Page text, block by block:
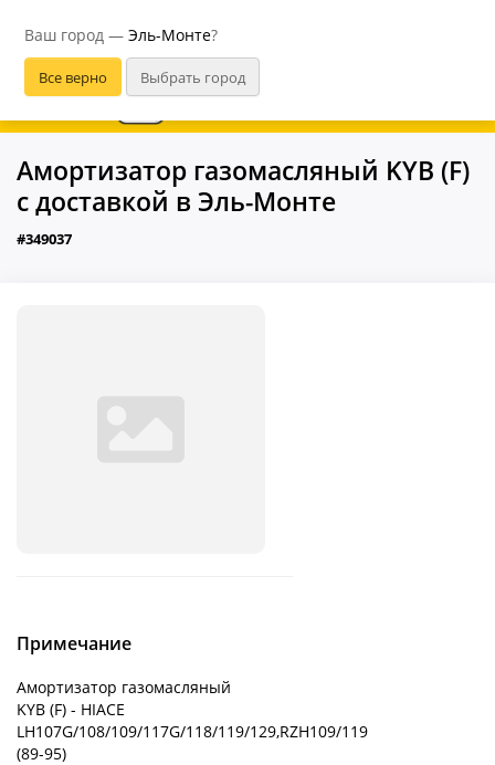
Ваш город — Эль-Монте?
В приложении удобнее
Амортизатор газомасляный KYB (F)
с доставкой в Эль-Монте
#349037
Примечание
Амортизатор газомасляный
KYB (F) - HIACE
LH107G/108/109/117G/118/119/129,RZH109/119
(89-95)